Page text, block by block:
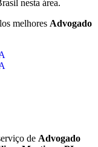
nesta área.
melhores Advogado
de Advogado